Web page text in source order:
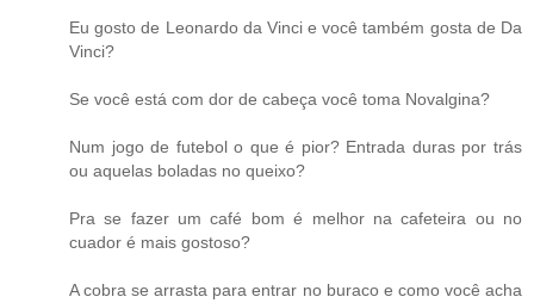
Eu gosto de Leonardo da Vinci e você também gosta de Da
Vinci?
Se você está com dor de cabeça você toma Novalgina?
Num jogo de futebol o que é pior? Entrada duras por trás
ou aquelas boladas no queixo?
Pra se fazer um café bom é melhor na cafeteira ou no
cuador é mais gostoso?
A cobra se arrasta para entrar no buraco e como você acha